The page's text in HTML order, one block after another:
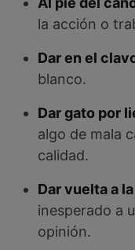
la acción o
Dar en el
blanco.
Dar gato por
algo de mala
calidad.
Dar vuelta a
inesperado a
opinión.